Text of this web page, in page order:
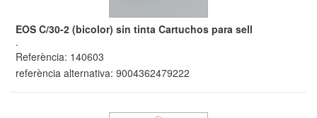
EOS C/30-2 (bicolor) sin tinta Cartuchos para sell
.
Referència: 140603
referència alternativa: 9004362479222